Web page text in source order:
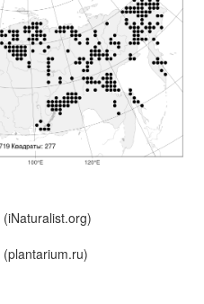
(iNaturalist.org)
(plantarium.ru)